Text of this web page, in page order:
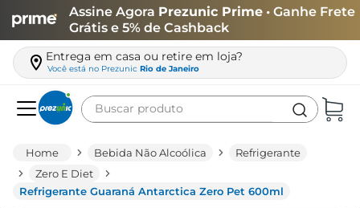
Assine Agora Prezunic Prime • Ganhe Frete
Grátis e 5% de Cashback
Entrega em casa ou retire em loja?
Você está no Prezunic Rio de Janeiro
Buscar produto
Bebida Não Alcoólica
Refrigerante
Zero E Diet
Refrigerante Guaraná Antarctica Zero Pet 600ml
leite